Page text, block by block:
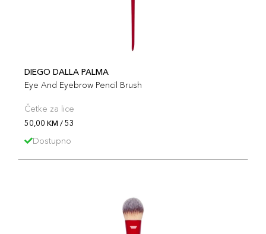
DIEGO DALLA PALMA
Eye And Eyebrow Pencil Brush
Četke za lice
50,00 KM / 53
Dostupno